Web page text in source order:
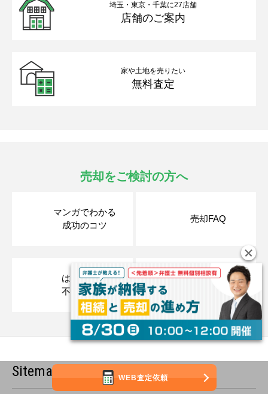
埼玉・東京・千葉に27店舗
店舗のご案内
家や土地を売りたい
無料査定
WEB査定依頼
売却をご検討の方へ
マンガでわかる
成功のコツ
売却FAQ
はじめての
不動産売却
相談会・
イベント一覧
Sitemap